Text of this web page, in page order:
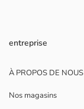
entreprise
À PROPOS DE NOUS
Nos magasins